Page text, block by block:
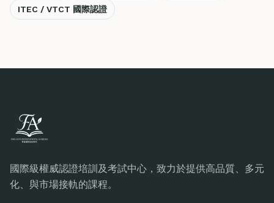
ITEC / VTCT 國際認證
國際級權威認證培訓及考試中心，致力於提供高品質、多元
化、與市場接軌的課程。